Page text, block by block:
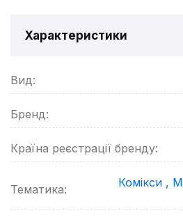
Характеристики
Вид:
Бренд:
Країна реєстрації бренду:
Тематика: Комікси ,